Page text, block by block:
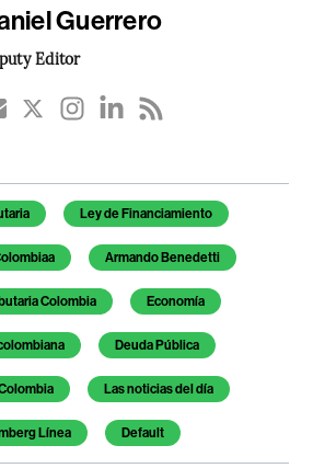
Guerrero
Editor
Ley de Financiamiento
Armando Benedetti
Colombia Economía
Deuda Pública
Las noticias del día
Línea Default